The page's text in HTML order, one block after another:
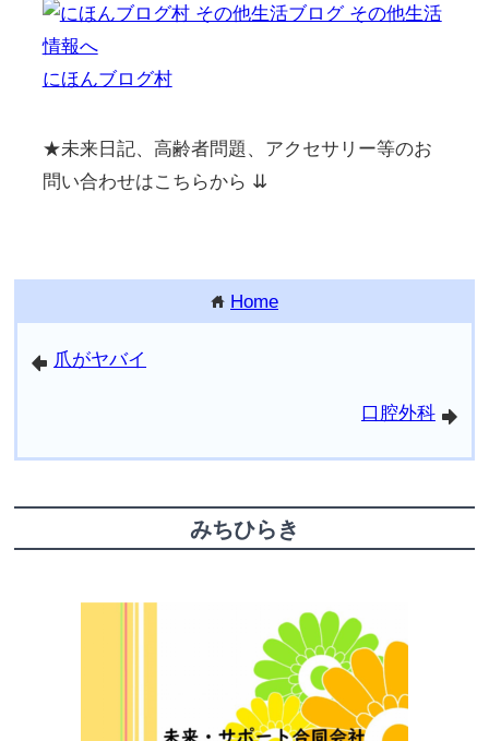
にほんブログ村
★未来日記、高齢者問題、アクセサリー等のお
問い合わせはこちらから ⇊
home Home
arrowleft 爪がヤバイ
arrowright
口腔外科
みちひらき